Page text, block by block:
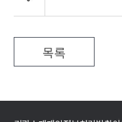
목록